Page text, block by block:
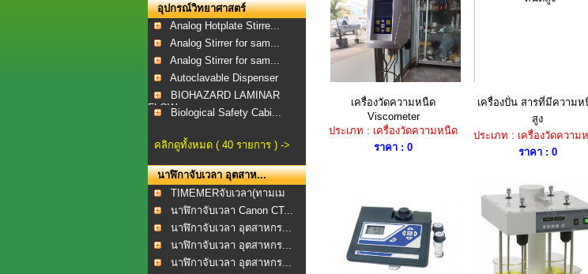
อุปกรณ์วิทยาศาสตร์
Analog Hotplate Stirre...
Analog Stirrer for sam...
Analog Stirrer for sam...
Autoclavable Dispenser
BIOHAZARD LAMINAR
FLOW...Biological Safety Cabi...
คลิกดูทั้งหมด ( 40 รายการ ) ->
นาฬิกาจับเวลา อุตสาห...
TIMEMERจับเวลา(ทามเม
อร...
นาฬิกาจับเวลา Canon CT...
นาฬิกาจับเวลา อุตสาหกร...
นาฬิกาจับเวลา อุตสาหกร...
นาฬิกาจับเวลา อุตสาหกร...
เครื่องวัดความหนืด
Viscometer
ประเภท : เครื่องวัดความหนืด
ราคา : 0
เครื่องปั่น สารที่มีความห
สูง
ประเภท : เครื่องวัดความ
ราคา : 0